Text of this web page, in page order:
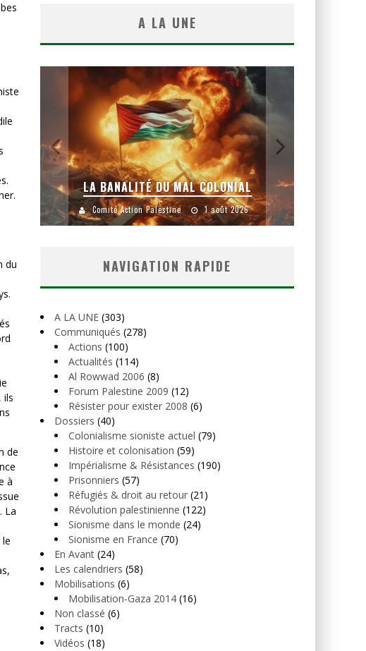
du
ils
de
à
La
A LA UNE
LA BANALITÉ DU MAL COLONIAL
Comité Action Palestine 1 août 2026
NAVIGATION RAPIDE
A LA UNE (303)
Communiqués (278)
Actions (100)
Actualités (114)
Al Rowwad 2006 (8)
Forum Palestine 2009 (12)
Résister pour exister 2008 (6)
Dossiers (40)
Colonialisme sioniste actuel (79)
Histoire et colonisation (59)
Impérialisme & Résistances (190)
Prisonniers (57)
Réfugiés & droit au retour (21)
Révolution palestinienne (122)
Sionisme dans le monde (24)
Sionisme en France (70)
En Avant (24)
Les calendriers (58)
Mobilisations (6)
Mobilisation-Gaza 2014 (16)
Non classé (6)
Tracts (10)
Vidéos (18)